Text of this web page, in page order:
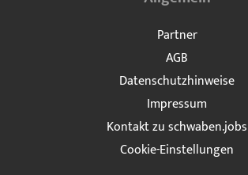
Partner
AGB
Datenschutzhinweise
Impressum
Kontakt zu schwaben.jobs
Cookie-Einstellungen